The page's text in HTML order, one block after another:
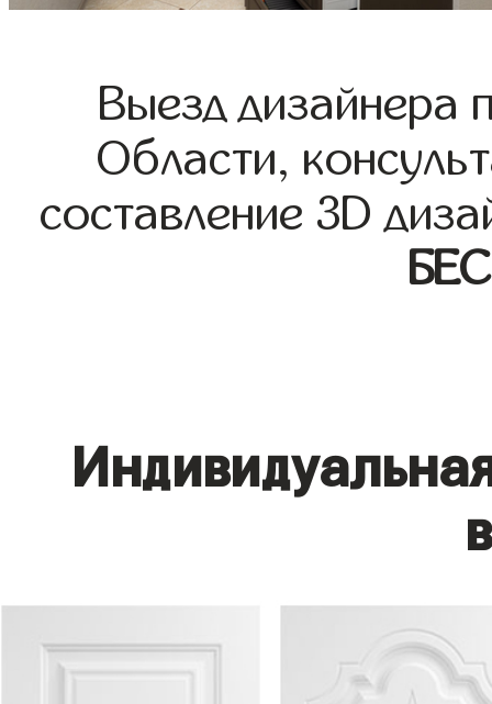
Выезд дизайнера
Области,
составление 3D